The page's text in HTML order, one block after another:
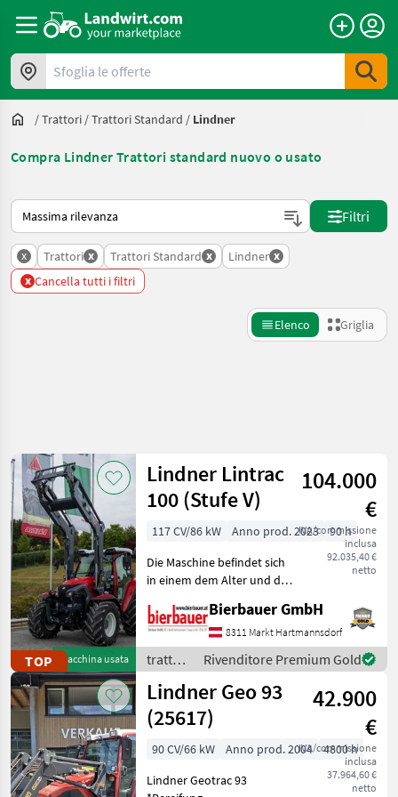
Sfoglia le offerte
/Trattori /Trattori Standard / Lindner
Compra Lindner Trattori standard nuovo o usato
Ecco come viene ordinato su Landwirt.com
Filtri
x Trattori x Trattori Standard x Lindner x
x Cancella tutti i filtri
Elenco Griglia
ricerca
Categoria Paese Filtri
PERCORSO
ATTUALE
Settore
agricolo
Trattori
Trattori
Standard
Lindner
SCEGLI
CATEGORIA
Lindner
Reimposta
Mostra
406
risultati
TOP Macchina usata
Lindner Lintrac
100 (Stufe V)
104.000
€
IVA/commissione
inclusa
92.035,40 €
netto
117 CV/86 kW Anno prod. 2023
90 h
Die Maschine befindet sich
in einem dem Alter und der
Zustand und kann nach
telefonischer Vereinbarung
gerne vor Ort besichtigt
und geprüft we
Bierbauer GmbH
8311 Markt Hartmannsdorf
trattori
/
Lindner
Rivenditore Premium Gold
Lindner Geo 93
(25617)
42.900
€
IVA/commissione
inclusa
37.964,60 €
netto
90 CV/66 kW Anno prod. 2004
4800 h
Lindner Geotrac 93